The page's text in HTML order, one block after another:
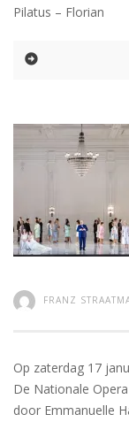
Pilatus – Florian
FRANZ
Op zaterdag 17
De Nationale
door Emmanuelle